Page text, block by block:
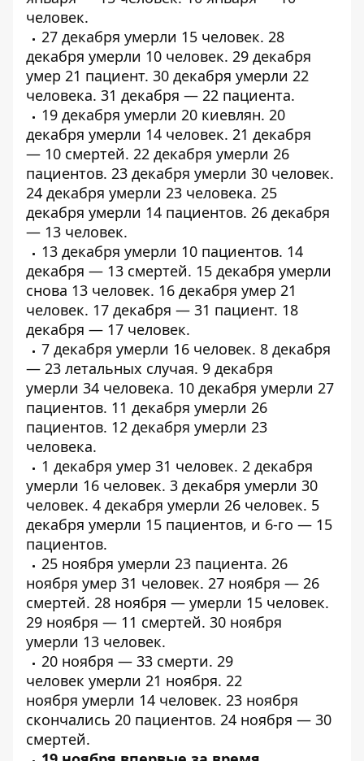
человек.
27 декабря умерли 15 человек. 28
декабря умерли 10 человек. 29 декабря
умер 21 пациент. 30 декабря умерли 22
человека. 31 декабря — 22 пациента.
19 декабря умерли 20 киевлян. 20
декабря умерли 14 человек. 21 декабря
— 10 смертей. 22 декабря умерли 26
пациентов. 23 декабря умерли 30 человек.
24 декабря умерли 23 человека. 25
декабря умерли 14 пациентов. 26 декабря
— 13 человек.
13 декабря умерли 10 пациентов. 14
декабря — 13 смертей. 15 декабря умерли
снова 13 человек. 16 декабря умер 21
человек. 17 декабря — 31 пациент. 18
декабря — 17 человек.
7 декабря умерли 16 человек. 8 декабря
— 23 летальных случая. 9 декабря
умерли 34 человека. 10 декабря умерли 27
пациентов. 11 декабря умерли 26
пациентов. 12 декабря умерли 23
человека.
1 декабря умер 31 человек. 2 декабря
умерли 16 человек. 3 декабря умерли 30
человек. 4 декабря умерли 26 человек. 5
декабря умерли 15 пациентов, и 6-го — 15
пациентов.
25 ноября умерли 23 пациента. 26
ноября умер 31 человек. 27 ноября — 26
смертей. 28 ноября — умерли 15 человек.
29 ноября — 11 смертей. 30 ноября
умерли 13 человек.
20 ноября — 33 смерти. 29
человек умерли 21 ноября. 22
ноября умерли 14 человек. 23 ноября
скончались 20 пациентов. 24 ноября — 30
смертей.